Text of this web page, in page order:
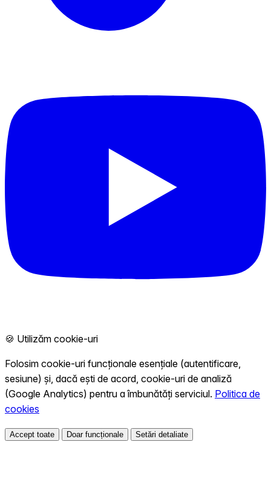
🍪 Utilizăm cookie-uri
Folosim cookie-uri funcționale esențiale (autentificare,
sesiune) și, dacă ești de acord, cookie-uri de analiză
(Google Analytics) pentru a îmbunătăți serviciul. Politica de
cookies
Accept toate Doar funcționale Setări detaliate